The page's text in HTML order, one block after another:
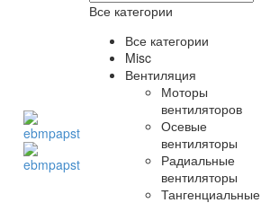
Все категории
Все категории
Misc
Вентиляция
Моторы
вентиляторов
Осевые
вентиляторы
Радиальные
вентиляторы
Тангенциальные